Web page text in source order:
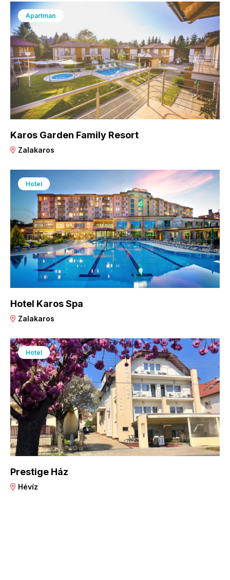
Apartman
Karos Garden Family Resort
Zalakaros
Hotel
Hotel Karos Spa
Zalakaros
Hotel
Prestige Ház
Hévíz